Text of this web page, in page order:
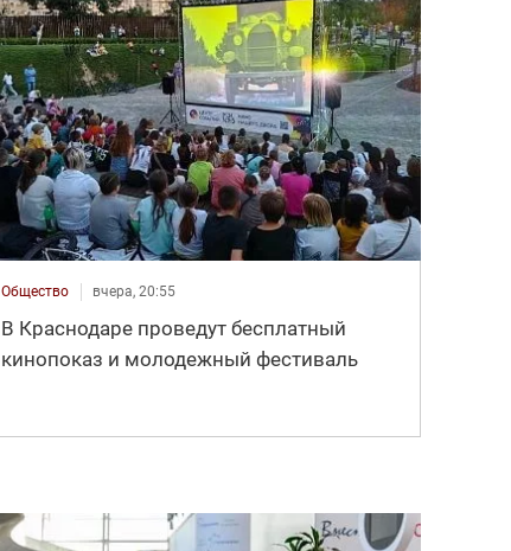
Общество вчера, 20:55
В Краснодаре проведут бесплатный
кинопоказ и молодежный фестиваль